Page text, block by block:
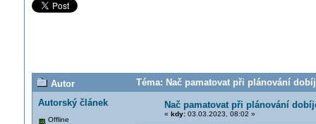
Autor
Téma: Nač pamatovat při plánování
Autorský článek
Offline
Nač pamatovat při plánování
« kdy:03.03.2023, 08:02 »